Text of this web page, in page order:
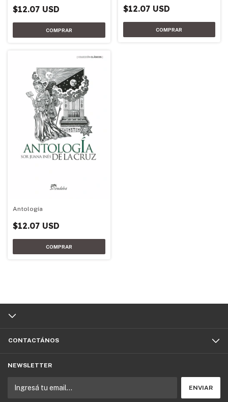
$12.07 USD $12.07 USD
Antología
$12.07 USD
CONTACTÁNOS
NEWSLETTER